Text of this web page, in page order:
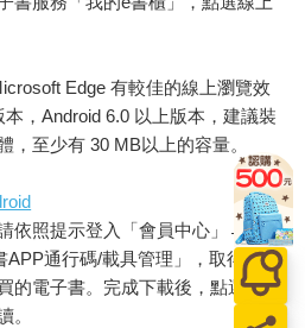
Edge 有較佳的線上瀏覽效
，Android 6.0 以上版本，建議裝
，至少有 30 MB以上的容量。
依照提示登入「會員中心」→「我
通行碼/載具管理」，取得通行
的電子書。完成下載後，點選任一
。